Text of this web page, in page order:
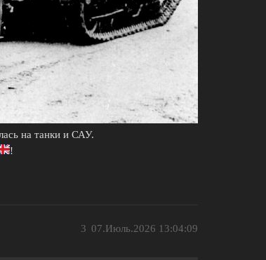
на танки и САУ.
!
07.Июль.2026 13:04:09
3